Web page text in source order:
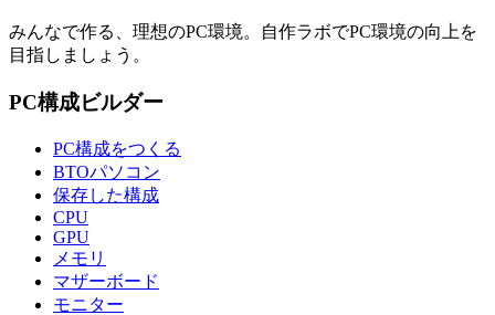
みんなで作る、理想のPC環境。 自作ラボでPC環境の向上を
目指しましょう。
PC構成ビルダー
PC構成をつくる
BTOパソコン
保存した構成
CPU
GPU
メモリ
マザーボード
モニター